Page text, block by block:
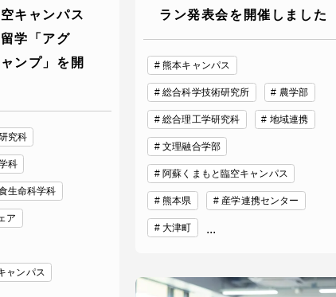
キャンパス
学「アグ
ンプ」を開
究科
科
生命科学科
ア
ャンパス
ラン発表会を開催しました
熊本キャンパス
総合科学技術研究所 農学部
総合理工学研究科 地域連携
文理融合学部
阿蘇くまもと臨空キャンパス
熊本県 産学連携センター
大津町 ...
者ガイド
東海大学会員サイト案内（資料
出願方法
合否発表・入学手続
奨学金